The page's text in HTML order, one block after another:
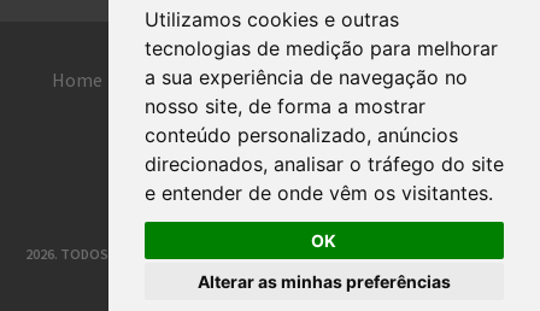
Utilizamos cookies e outras
tecnologias de medição para melhorar
a sua experiência de navegação no
nosso site, de forma a mostrar
conteúdo personalizado, anúncios
direcionados, analisar o tráfego do site
e entender de onde vêm os visitantes.
OK
Alterar as minhas preferências
Home Entrar Faça seu cadastro
Contato Central de ajuda
Termos de uso Inserir anúncio grátis
2026. TODOS OS DIREITOS RESERVADOS. | DESENVOLVIMENTO E HOSPEDAGEM
CLASSIFICADOS JOINVILLE®